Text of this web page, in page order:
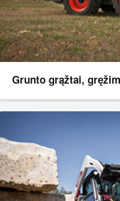
Grunto grąžtai,